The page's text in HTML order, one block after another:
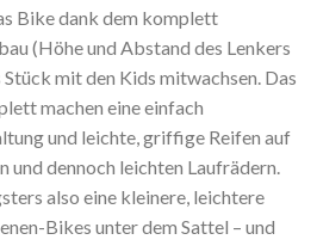
Bike dank dem komplett
(Höhe und Abstand des Lenkers
mit den Kids mitwachsen. Das
machen eine einfach
und leichte, griffige Reifen auf
und dennoch leichten Laufrädern.
also eine kleinere, leichtere
Bikes unter dem Sattel – und